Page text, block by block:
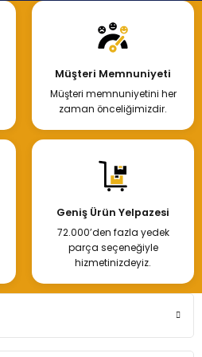
Müşteri Memnuniyeti
Müşteri memnuniyetini her
zaman önceliğimizdir.
Geniş Ürün Yelpazesi
72.000’den fazla yedek
parça seçeneğiyle
hizmetinizdeyiz.